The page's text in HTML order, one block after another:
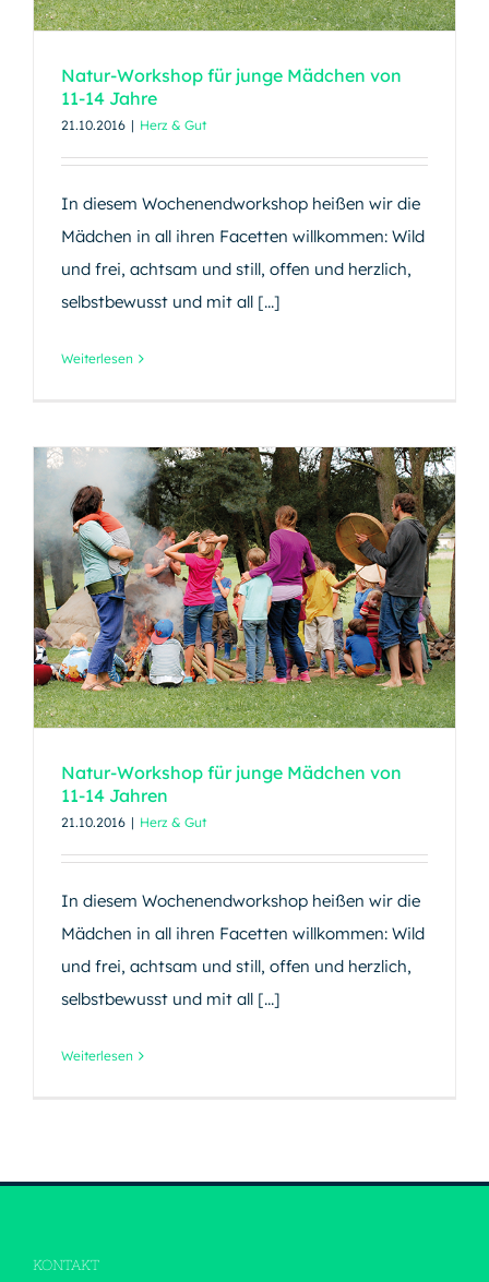
Natur-Workshop für junge Mädchen von
11-14 Jahre
21.10.2016 | Herz & Gut
In diesem Wochenendworkshop heißen wir die
Mädchen in all ihren Facetten willkommen: Wild
und frei, achtsam und still, offen und herzlich,
selbstbewusst und mit all [...]
Weiterlesen
Natur-Workshop für junge Mädchen
von 11-14 Jahren
Natur-Workshop für junge Mädchen von
11-14 Jahren
21.10.2016 | Herz & Gut
In diesem Wochenendworkshop heißen wir die
Mädchen in all ihren Facetten willkommen: Wild
und frei, achtsam und still, offen und herzlich,
selbstbewusst und mit all [...]
Weiterlesen
KONTAKT